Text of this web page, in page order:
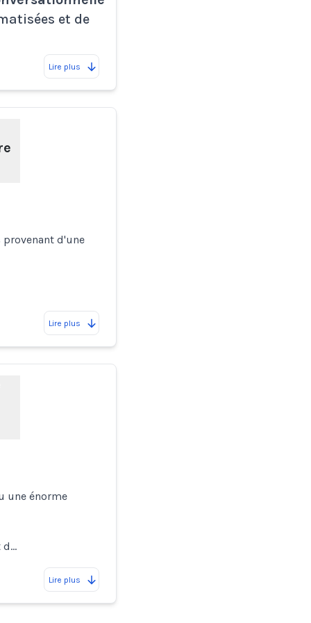
et de
Lire plus
provenant d'une
Lire plus
une énorme
d…
Lire plus